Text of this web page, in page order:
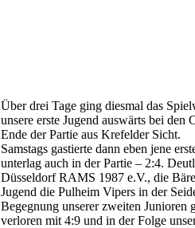
Über drei Tage ging diesmal das
unsere erste Jugend auswärts bei den
Ende der Partie aus Krefelder Sicht.
Samstags gastierte dann eben jene
unterlag auch in der Partie – 2:4.
Düsseldorf RAMS 1987 e.V., die
Jugend die Pulheim Vipers in der
Begegnung unserer zweiten Junioren
verloren mit 4:9 und in der Folge